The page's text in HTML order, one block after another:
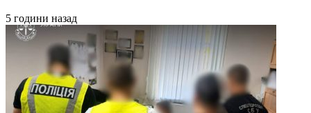
5 години назад